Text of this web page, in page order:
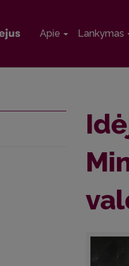
Apie Lankymas